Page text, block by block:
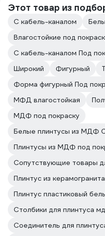
Этот товар из
С кабель-каналом
Влагостойкие под
С кабель-каналом Под
Широкий
Фигурный
Форма фигурный Под
МФД влагостойкая
МДФ под покраску
Белые плинтусы из МДФ
Плинтусы из МДФ под
Сопутствующие товары
Плинтус из
Плинтус пластиковый
Столбики для плинтуса
Соединитель для